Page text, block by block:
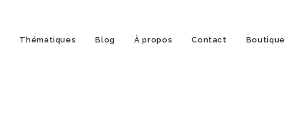
Thématiques Blog À propos Contact Boutique